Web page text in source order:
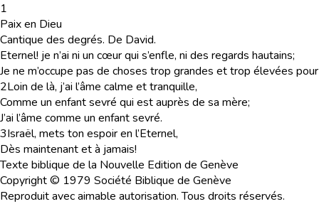
1
Paix en Dieu
Cantique des degrés. De David.
Eternel! je n’ai ni un cœur qui s’enfle, ni des regards hautains;
Je ne m’occupe pas de choses trop grandes et trop élevées
2Loin de là, j’ai l’âme calme et tranquille,
Comme un enfant sevré qui est auprès de sa mère;
J’ai l’âme comme un enfant sevré.
3Israël, mets ton espoir en l’Eternel,
Dès maintenant et à jamais!
Texte biblique de la Nouvelle Edition de Genève
Copyright © 1979 Société Biblique de Genève
Reproduit avec aimable autorisation. Tous droits réservés.